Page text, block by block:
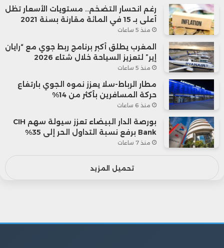
رغم انحسار التضخم.. مستويات الأسعار تظل
أعلى بـ 15 في المائة مقارنة بسنة 2021
منذ 5 ساعات
المغرب يطلق أكبر برنامج ربط جوي مع “رايان
إير” لتعزيز السياحة خلال شتاء 2026
منذ 5 ساعات
مطار الرباط-سلا يعزز نموه الجوي بارتفاع
حركة المسافرين بأكثر من 14%
منذ 6 ساعات
بورصة الدار البيضاء تعزز سيولة سهم CIH
Bank برفع نسبة التداول الحر إلى 35%
منذ 7 ساعات
تحميل المزيد